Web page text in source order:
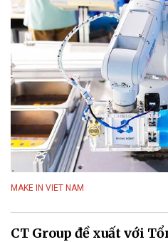
MAKE IN VIET NAM
CT Group đề xuất với